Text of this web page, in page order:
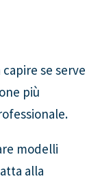
se serve
più
modelli
alla